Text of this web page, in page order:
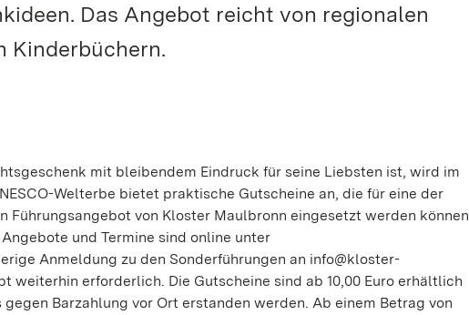
Das Angebot reicht von regionalen
Kinderbüchern.
mit bleibendem Eindruck für seine Liebsten ist, wird im
Welterbe bietet praktische Gutscheine an, die für eine der
Führungsangebot von Kloster Maulbronn eingesetzt werden können
und Termine sind online unter
Anmeldung zu den Sonderführungen an info@kloster-
weiterhin erforderlich. Die Gutscheine sind ab 10,00 Euro erhältlich
Barzahlung vor Ort erstanden werden. Ab einem Betrag von